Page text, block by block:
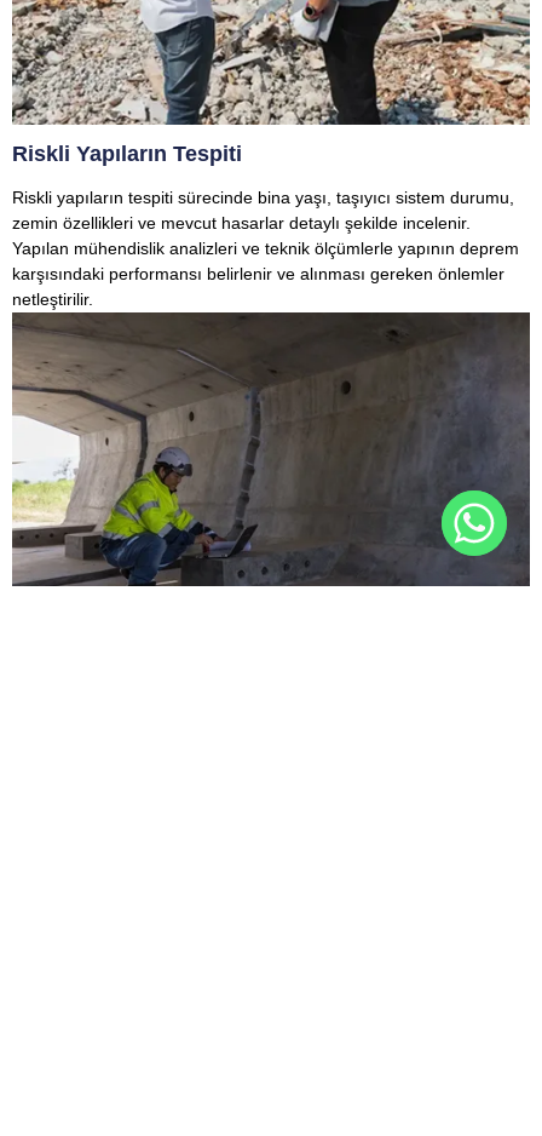
Riskli Yapıların Tespiti
Riskli yapıların tespiti sürecinde bina yaşı, taşıyıcı sistem durumu,
zemin özellikleri ve mevcut hasarlar detaylı şekilde incelenir.
Yapılan mühendislik analizleri ve teknik ölçümlerle yapının deprem
karşısındaki performansı belirlenir ve alınması gereken önlemler
netleştirilir.